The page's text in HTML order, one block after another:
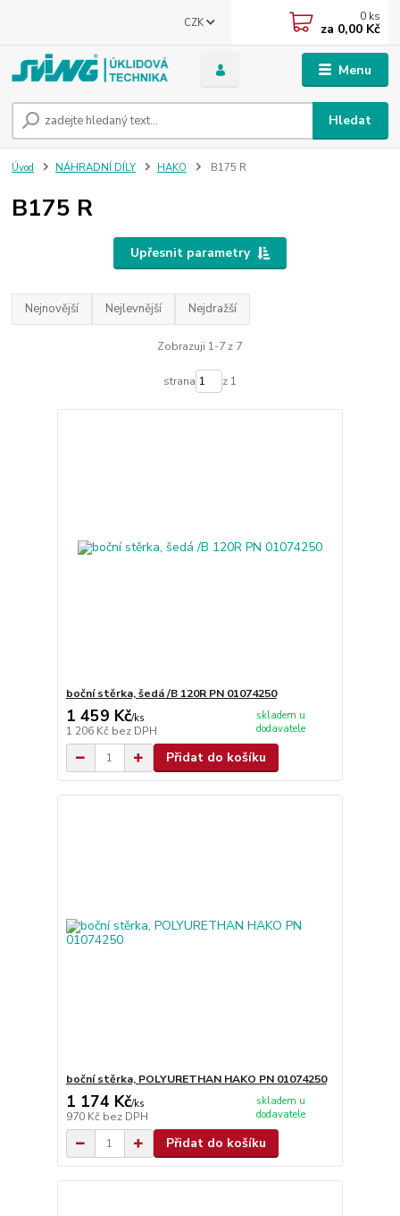
Menu
CZK
Hledat
0 ks
za 0,00 Kč
Úvod NÁHRADNÍ DÍLY HAKO B175 R
B175 R
Upřesnit parametry
Nejnovější Nejlevnější Nejdražší
Zobrazuji 1-7 z 7
strana z 1
boční stěrka, šedá /B 120R PN 01074250
1 459 Kč/ks
1 206 Kč bez DPH
skladem u
dodavatele
Přidat do košíku
boční stěrka, POLYURETHAN HAKO PN 01074250
1 174 Kč/ks
970 Kč bez DPH
skladem u
dodavatele
Přidat do košíku